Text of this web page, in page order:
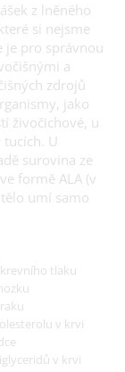
z lněného
si nejsme
je pro správnou
a
zdrojů
jako
živočichové, u
tucích. U
surovina ze
formě ALA (v
umí samo
tlaku
v krvi
v krvi